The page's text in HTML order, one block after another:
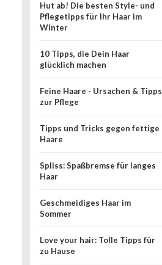
Hut ab! Die besten Style- und
Pflegetipps für Ihr Haar im
Winter
10 Tipps, die Dein Haar
glücklich machen
Feine Haare - Ursachen & Tipps
zur Pflege
Tipps und Tricks gegen fettige
Haare
Spliss: Spaßbremse für langes
Haar
Geschmeidiges Haar im
Sommer
Love your hair: Tolle Tipps für
zu Hause